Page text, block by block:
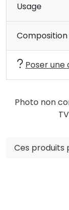
Usage
Composition
Poser une
Photo non
Ces produits